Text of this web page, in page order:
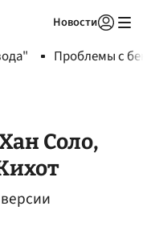
Новости
Проблемы с
Соло,